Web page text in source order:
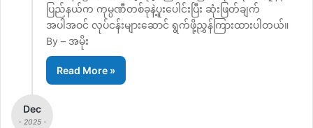
ပြည်နယ်က ကုမ္ပဏီတစ်ခုနဲ့ပူးပေါင်းပြီး ဆုံးဖြတ်ချက်
အပါအဝင် လုပ်ငန်းများဆောင် ရွက်ဖို့ညွှန်ကြားထားပါတယ်။
By – အမိုး
Read More »
Dec
- 2025 -